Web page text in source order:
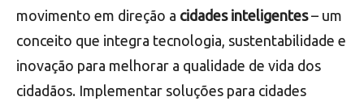
movimento em direção a cidades inteligentes– um
conceito que integra tecnologia, sustentabilidade e
inovação para melhorar a qualidade de vida dos
cidadãos. Implementar soluções para cidades